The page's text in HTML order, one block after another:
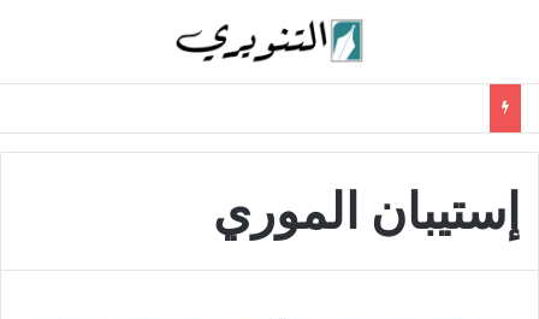
إستيبان الموري